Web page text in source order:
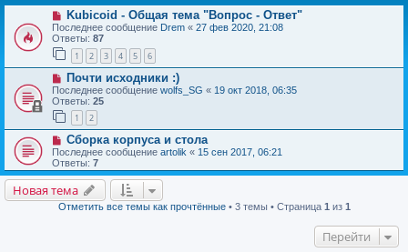
Kubicoid - Общая тема "Вопрос - Ответ"
Последнее сообщение Drem « 27 фев 2020, 21:08
Ответы: 87
1 2 3 4 5 6
Почти исходники :)
Последнее сообщение wolfs_SG « 19 окт 2018, 06:35
Ответы: 25
1 2
Сборка корпуса и стола
Последнее сообщение artolik « 15 сен 2017, 06:21
Ответы: 7
Новая тема
Отметить все темы как прочтённые• 3 темы • Страница 1 из 1
Перейти